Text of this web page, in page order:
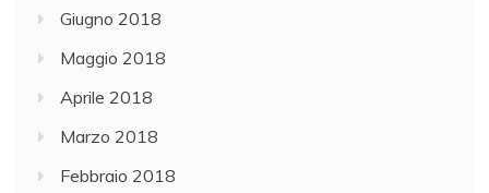
Giugno 2018
Maggio 2018
Aprile 2018
Marzo 2018
Febbraio 2018